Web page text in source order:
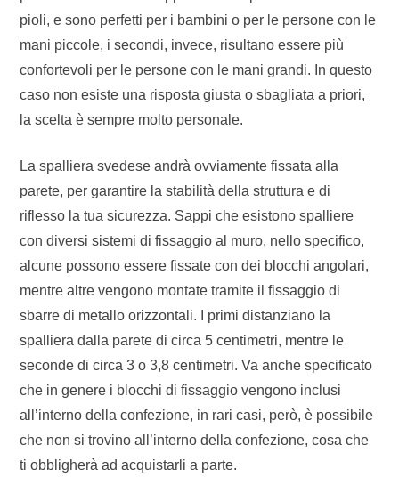
pioli, e sono perfetti per i bambini o per le persone con le
mani piccole, i secondi, invece, risultano essere più
confortevoli per le persone con le mani grandi. In questo
caso non esiste una risposta giusta o sbagliata a priori,
la scelta è sempre molto personale.
La spalliera svedese andrà ovviamente fissata alla
parete, per garantire la stabilità della struttura e di
riflesso la tua sicurezza. Sappi che esistono spalliere
con diversi sistemi di fissaggio al muro, nello specifico,
alcune possono essere fissate con dei blocchi angolari,
mentre altre vengono montate tramite il fissaggio di
sbarre di metallo orizzontali. I primi distanziano la
spalliera dalla parete di circa 5 centimetri, mentre le
seconde di circa 3 o 3,8 centimetri. Va anche specificato
che in genere i blocchi di fissaggio vengono inclusi
all’interno della confezione, in rari casi, però, è possibile
che non si trovino all’interno della confezione, cosa che
ti obbligherà ad acquistarli a parte.